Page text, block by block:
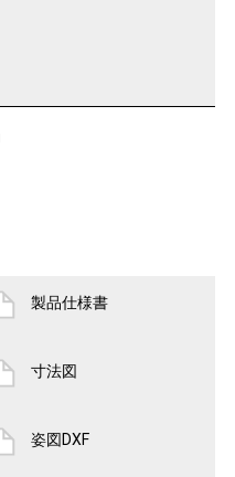
製品仕様書
寸法図
姿図DXF